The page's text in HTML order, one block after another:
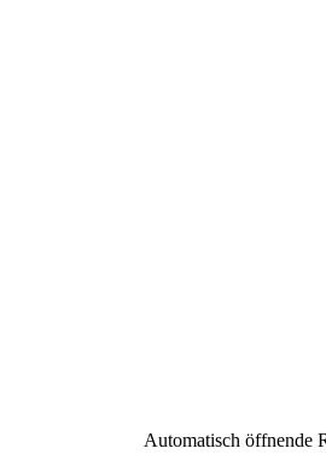
Automatisch öffnende